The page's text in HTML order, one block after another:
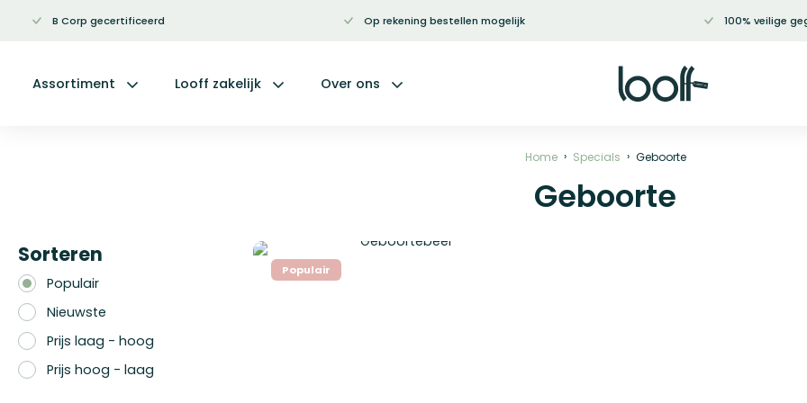
B Corp gecertificeerd Op rekening bestellen mogelijk 100% veilige
Assortiment Looff zakelijk Over ons
Home Specials Geboorte
Geboorte
Populair
Sorteren
Populair
Nieuwste
Prijs laag - hoog
Prijs hoog - laag